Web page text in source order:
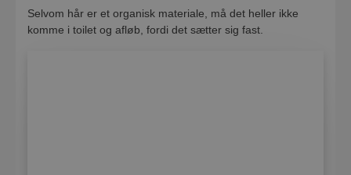
Selvom hår er et organisk materiale, må det heller ikke
komme i toilet og afløb, fordi det sætter sig fast.